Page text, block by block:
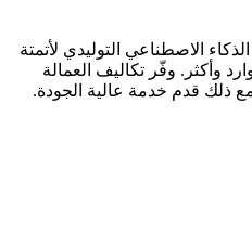
الاصطناعي التوليدي لأتمتة
وأكثر. وفّر تكاليف العمالة
ذلك قدم خدمة عالية الجودة.